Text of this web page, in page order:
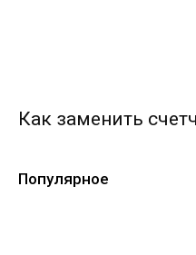
Как заменить
Популярное